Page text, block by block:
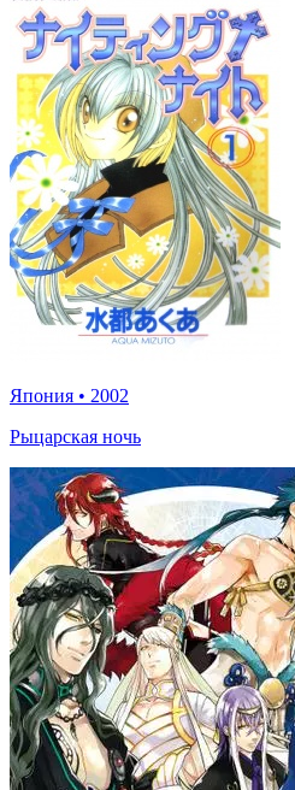
Япония • 2002
Рыцарская ночь